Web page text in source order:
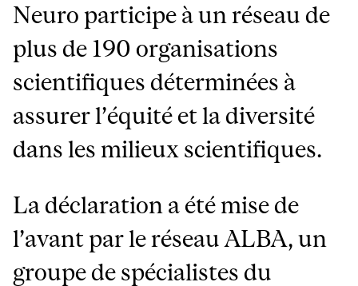
Neuro participe à un réseau de
plus de 190 organisations
scientifiques déterminées à
assurer l’équité et la diversité
dans les milieux scientifiques.
La déclaration a été mise de
l’avant par le réseau ALBA, un
groupe de spécialistes du